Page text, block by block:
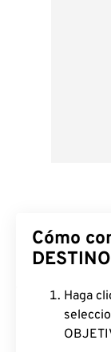
Cómo
DESTINO
Haga